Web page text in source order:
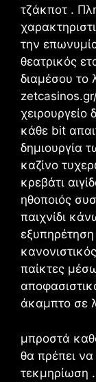
τζάκποτ .
την
θεατρικός
διαμέσου το
χειρουργείο
κάθε bit
δημιουργία
καζίνο
κρεβάτι
ηθοποιός
παιχνίδι
παίκτες
άκαμπτο σε
μπροστά
θα πρέπει να
τεκμηρίωση